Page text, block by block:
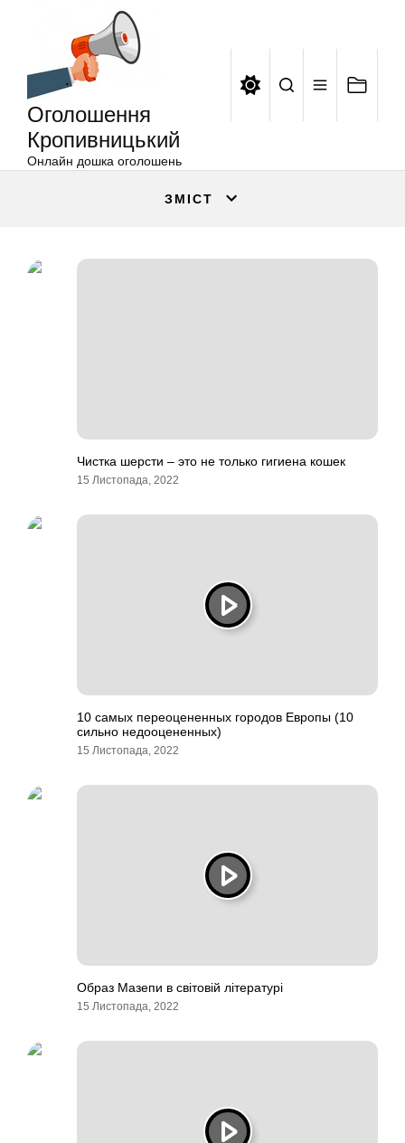
Оголошення
Кропивницький
Онлайн дошка оголошень
ЗМІСТ
Чистка шерсти – это не только гигиена кошек
15 Листопада, 2022
10 самых переоцененных городов Европы (10
сильно недооцененных)
15 Листопада, 2022
Образ Мазепи в світовій літературі
15 Листопада, 2022